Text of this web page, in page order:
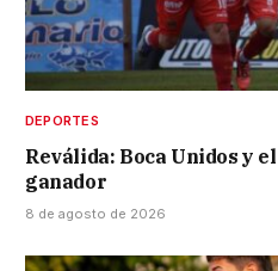
DEPORTES
Reválida: Boca Unidos y
ganador
8 de agosto de 2026